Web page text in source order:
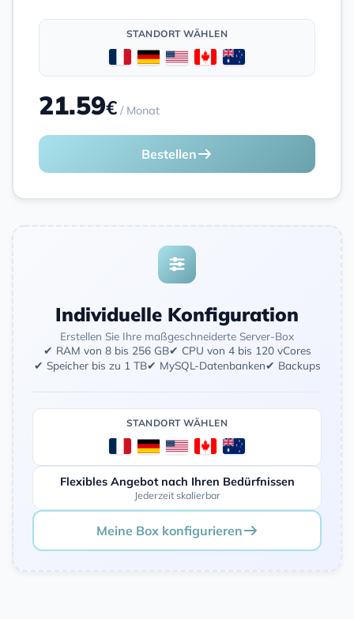
STANDORT WÄHLEN
21.59€ / Monat
Bestellen
Individuelle Konfiguration
Erstellen Sie Ihre maßgeschneiderte Server-Box
✔ RAM von 8 bis 256 GB✔ CPU von 4 bis 120 vCores
✔ Speicher bis zu 1 TB✔ MySQL-Datenbanken✔ Backups
STANDORT WÄHLEN
Flexibles Angebot nach Ihren Bedürfnissen
Jederzeit skalierbar
Meine Box konfigurieren